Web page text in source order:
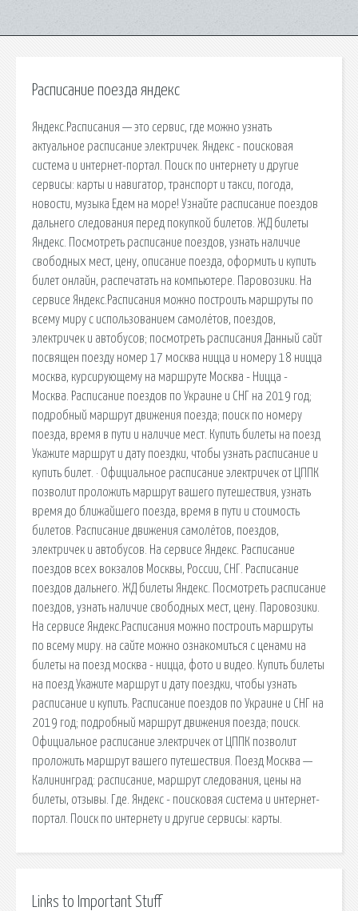
Расписание поезда яндекс
Яндекс.Расписания — это сервис, где можно узнать
актуальное расписание электричек. Яндекс - поисковая
система и интернет-портал. Поиск по интернету и другие
сервисы: карты и навигатор, транспорт и такси, погода,
новости, музыка Едем на море! Узнайте расписание поездов
дальнего следования перед покупкой билетов. ЖД билеты
Яндекс. Посмотреть расписание поездов, узнать наличие
свободных мест, цену, описание поезда, оформить и купить
билет онлайн, распечатать на компьютере. Паровозики. На
сервисе Яндекс.Расписания можно построить маршруты по
всему миру с использованием самолётов, поездов,
электричек и автобусов; посмотреть расписания Данный сайт
посвящен поезду номер 17 москва ницца и номеру 18 ницца
москва, курсирующему на маршруте Москва - Ницца -
Москва. Расписание поездов по Украине и СНГ на 2019 год;
подробный маршрут движения поезда; поиск по номеру
поезда, время в пути и наличие мест. Купить билеты на поезд
Укажите маршрут и дату поездки, чтобы узнать расписание и
купить билет. · Официальное расписание электричек от ЦППК
позволит проложить маршрут вашего путешествия, узнать
время до ближайшего поезда, время в пути и стоимость
билетов. Расписание движения самолётов, поездов,
электричек и автобусов. На сервисе Яндекс. Расписание
поездов всех вокзалов Москвы, России, СНГ. Расписание
поездов дальнего. ЖД билеты Яндекс. Посмотреть расписание
поездов, узнать наличие свободных мест, цену. Паровозики.
На сервисе Яндекс.Расписания можно построить маршруты
по всему миру. на сайте можно ознакомиться с ценами на
билеты на поезд москва - ницца, фото и видео. Купить билеты
на поезд Укажите маршрут и дату поездки, чтобы узнать
расписание и купить. Расписание поездов по Украине и СНГ на
2019 год; подробный маршрут движения поезда; поиск.
Официальное расписание электричек от ЦППК позволит
проложить маршрут вашего путешествия. Поезд Москва —
Калининград: расписание, маршрут следования, цены на
билеты, отзывы. Где. Яндекс - поисковая система и интернет-
портал. Поиск по интернету и другие сервисы: карты.
Links to Important Stuff